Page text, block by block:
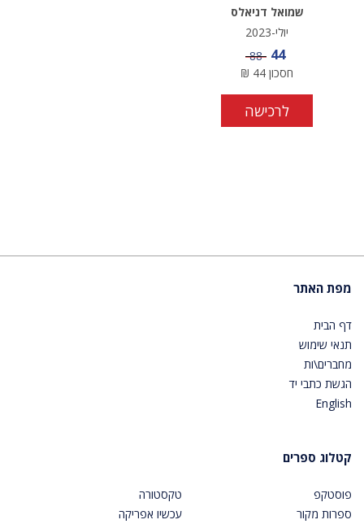
שמואל דניאלס
יולי-2023
מחיר מבצע
44 מחיר
88
חסכון 44
₪
לרכישה
מפת האתר
דף הבית
תנאי שימוש
מחברים\ות
הגשת כתבי יד
English
קטלוג ספרים
פוסטקפ
ספרות מקור
טקסטורה
עכשיו אפריקה